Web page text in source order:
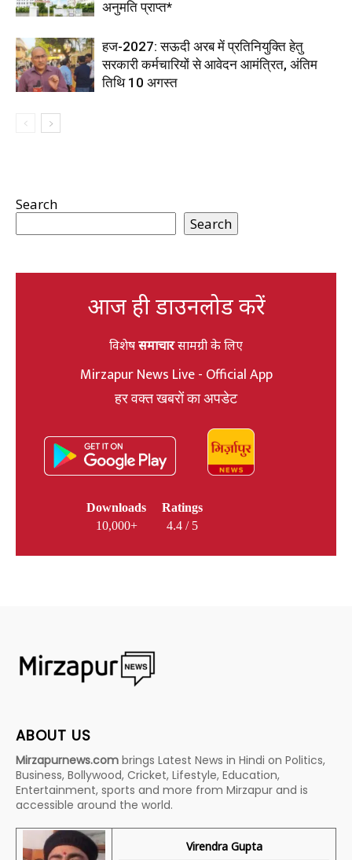
अनुमति प्राप्त*
हज-2027: सऊदी अरब में प्रतिनियुक्ति हेतु
सरकारी कर्मचारियों से आवेदन आमंत्रित, अंतिम
तिथि 10 अगस्त
Search
Search
आज ही डाउनलोड करें
विशेषसमाचारसामग्री के लिए
Mirzapur News Live - Official App
हर वक्त खबरों का अपडेट
Downloads
10,000+
Ratings
4.4 / 5
ABOUT US
Mirzapurnews.com brings Latest News in Hindi on Politics,
Business, Bollywood, Cricket, Lifestyle, Education,
Entertainment, sports and more from Mirzapur and is
accessible around the world.
Virendra Gupta